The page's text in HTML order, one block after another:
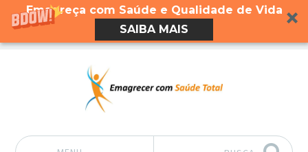
Emagreça com Saúde e Qualidade de Vida
SAIBA MAIS